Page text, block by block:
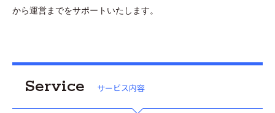
から運営までをサポートいたします。
Service サービス内容